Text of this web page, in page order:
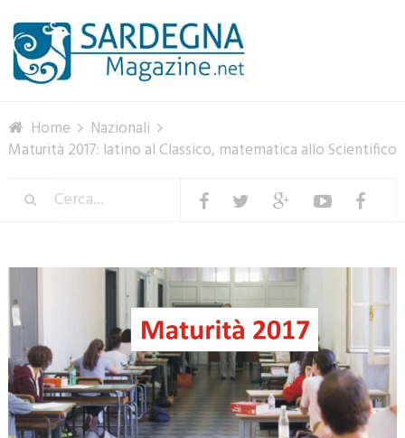
Home
Nazionali
Maturità 2017: latino al Classico, matematica allo Scientifico